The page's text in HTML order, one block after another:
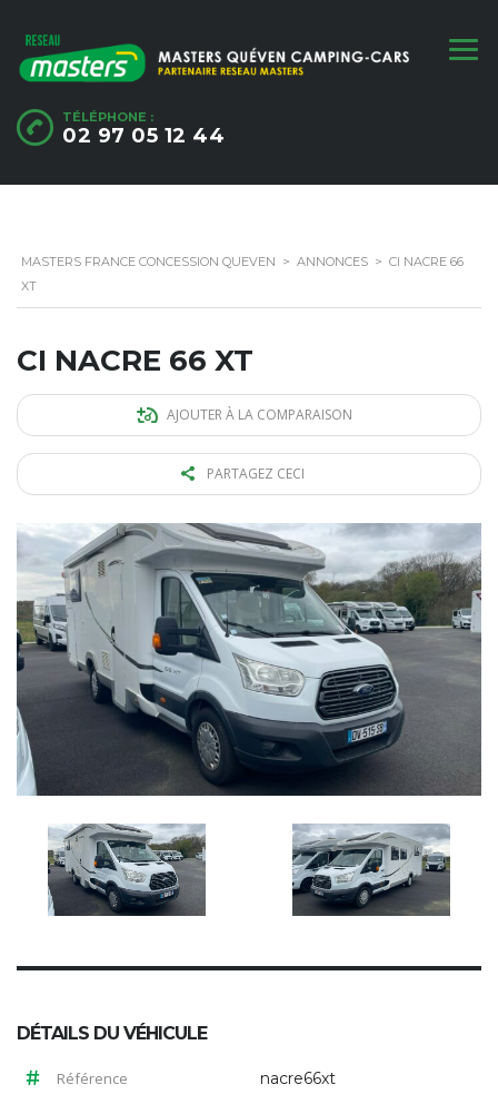
TÉLÉPHONE :
02 97 05 12 44
MASTERS FRANCE CONCESSION QUEVEN > ANNONCES > CI NACRE 66
XT
CI NACRE 66 XT
AJOUTER À LA COMPARAISON
PARTAGEZ CECI
DÉTAILS DU VÉHICULE
Référence nacre66xt